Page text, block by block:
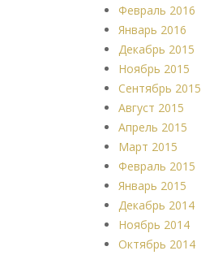
Февраль 2016
Январь 2016
Декабрь 2015
Ноябрь 2015
Сентябрь 2015
Август 2015
Апрель 2015
Март 2015
Февраль 2015
Январь 2015
Декабрь 2014
Ноябрь 2014
Октябрь 2014